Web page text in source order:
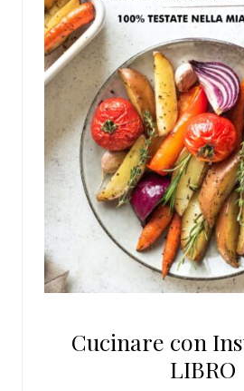
Cucinare con
LIBRO